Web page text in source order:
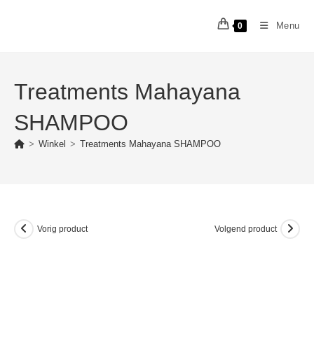
0 Menu
Treatments Mahayana
SHAMPOO
> Winkel > Treatments Mahayana SHAMPOO
Vorig product Volgend product